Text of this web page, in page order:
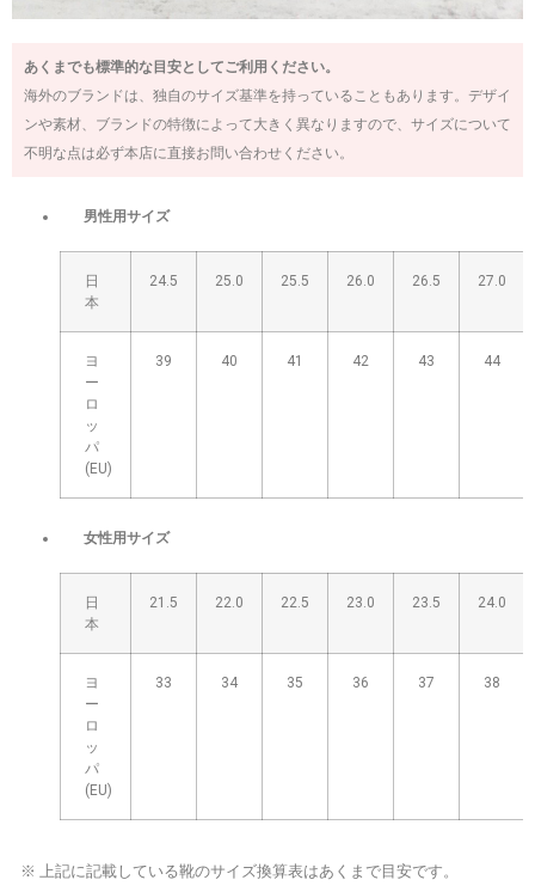
あくまでも標準的な目安としてご利用ください。
海外のブランドは、独自のサイズ基準を持っていることもあります。デザイ
ンや素材、ブランドの特徴によって大きく異なりますので、サイズについて
不明な点は必ず本店に直接お問い合わせください。
男性用サイズ
日
本
24.5 25.0 25.5 26.0 26.5 27.0
ヨ
ー
ロ
ッ
パ
(EU)
39 40 41 42 43 44
女性用サイズ
日
本
21.5 22.0 22.5 23.0 23.5 24.0
ヨ
ー
ロ
ッ
パ
(EU)
33 34 35 36 37 38
※ 上記に記載している靴のサイズ換算表はあくまで目安です。